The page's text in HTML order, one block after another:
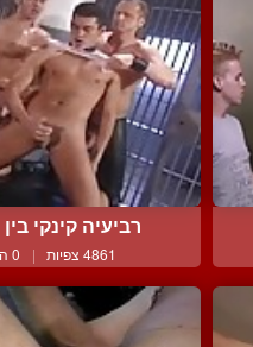
רביעיה קינקי
4861 צפיות | 0 המלצות